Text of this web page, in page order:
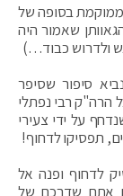
ממוקמת בסופה של
שאמור היה
ולדרוש כבוד…)
סיפור שסיפר
הרה"ק רבי נפתלי
על ידי צעירי
תפסיקו לדחוף!
לדחוף ופנה אל
אתם שדרכם של